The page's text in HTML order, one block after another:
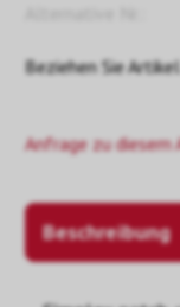
Beziehen Sie
Anfrage zu diesem
Beschreibung